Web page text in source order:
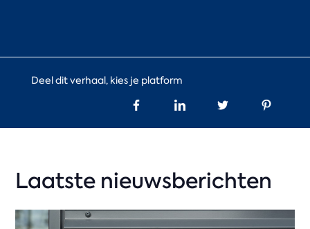
Deel dit verhaal, kies je platform
Laatste nieuwsberichten